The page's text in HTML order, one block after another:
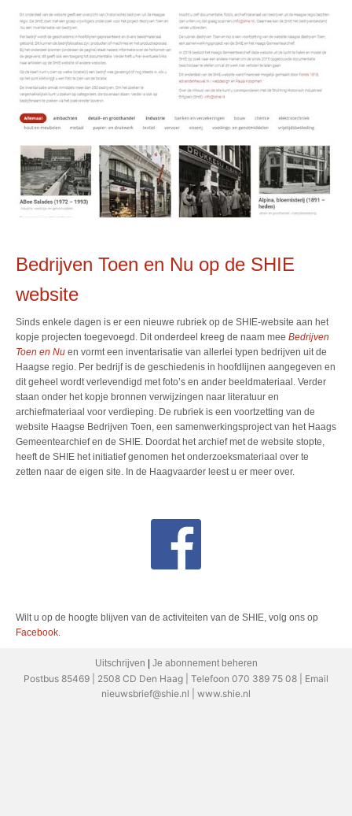
Bedrijven Toen en Nu op de SHIE
website
Sinds enkele dagen is er een nieuwe rubriek op de SHIE-website aan het
kopje projecten toegevoegd. Dit onderdeel kreeg de naam mee Bedrijven
Toen en Nu en vormt een inventarisatie van allerlei typen bedrijven uit de
Haagse regio. Per bedrijf is de geschiedenis in hoofdlijnen aangegeven en
dit geheel wordt verlevendigd met foto’s en ander beeldmateriaal. Verder
staan onder het kopje bronnen verwijzingen naar literatuur en
archiefmateriaal voor verdieping. De rubriek is een voortzetting van de
website Haagse Bedrijven Toen, een samenwerkingsproject van het Haags
Gemeentearchief en de SHIE. Doordat het archief met de website stopte,
heeft de SHIE het initiatief genomen het onderzoeksmateriaal over te
zetten naar de eigen site. In de Haagvaarder leest u er meer over.
Wilt u op de hoogte blijven van de activiteiten van de SHIE, volg ons op
Facebook.
Uitschrijven Je abonnement beheren
Postbus 85469 | 2508 CD Den Haag | Telefoon 070 389 75 08 | Email
nieuwsbrief@shie.nl | www.shie.nl